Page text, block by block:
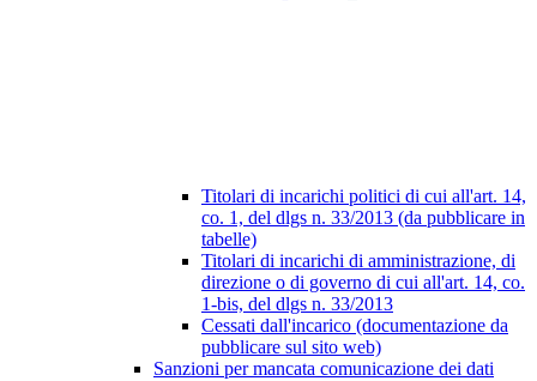
Titolari di incarichi politici di cui all'art. 14,
co. 1, del dlgs n. 33/2013 (da pubblicare in
tabelle)
Titolari di incarichi di amministrazione, di
direzione o di governo di cui all'art. 14, co.
1-bis, del dlgs n. 33/2013
Cessati dall'incarico (documentazione da
pubblicare sul sito web)
Sanzioni per mancata comunicazione dei dati